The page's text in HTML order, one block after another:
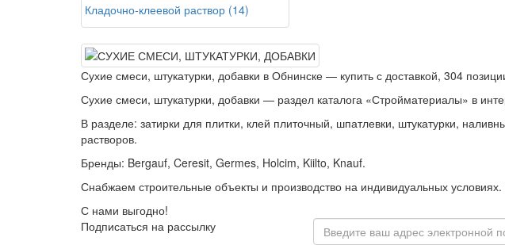
Кладочно-клеевой раствор (14)
Сухие смеси, штукатурки, добавки в Обнинске — купить с доставкой, 304
Сухие смеси, штукатурки, добавки — раздел каталога «Стройматериалы» в
В разделе: затирки для плитки, клей плиточный, шпатлевки, штукатурки,
растворов.
Бренды: Bergauf, Ceresit, Germes, Holcim, Kiilto, Knauf.
Снабжаем строительные объекты и производство на индивидуальных
С нами выгодно!
Подписаться на рассылку